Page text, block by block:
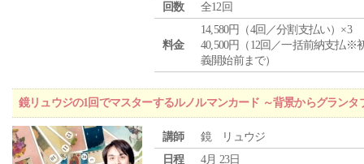
回数
全12回
料金
14,580円（4回／分割支払い）×3
40,500円（12回／一括前納支払※
義開始前まで）
鏡リュウジの1回でマスターするルノルマンカード ～背景からグランタ
講師
鏡 リュウジ
日程
4月 23日